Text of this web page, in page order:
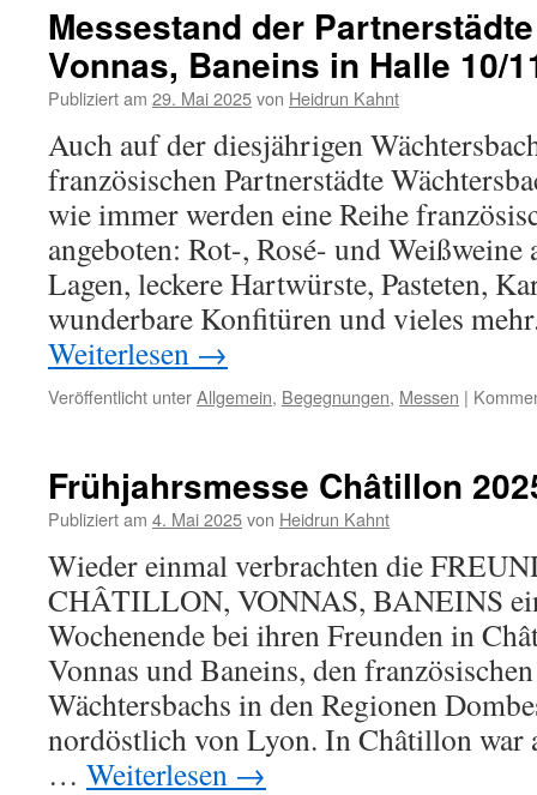
Messestand der
Vonnas, Baneins in Halle 10/
Publiziert am 29. Mai 2025von Heidrun Kahnt
Auch auf der diesjährigen
französischen Partnerstädte
wie immer werden eine Reihe
angeboten: Rot-, Rosé- und Weißweine
Lagen, leckere Hartwürste, Pasteten,
wunderbare Konfitüren und vieles
Weiterlesen →
Veröffentlicht unterAllgemein, Begegnungen, Messen |
Frühjahrsmesse Châtillon
Publiziert am 4. Mai 2025von Heidrun Kahnt
Wieder einmal verbrachten die
CHÂTILLON, VONNAS, BANEINS
Wochenende bei ihren Freunden in
Vonnas und Baneins, den
Wächtersbachs in den Regionen
nordöstlich von Lyon. In Châtillon war
… Weiterlesen →